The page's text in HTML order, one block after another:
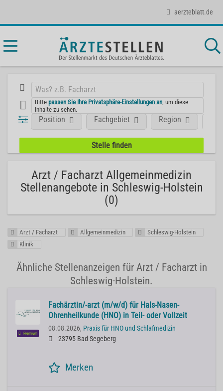
aerzteblatt.de
Bittepassen Sie Ihre Privatsphäre-Einstellungen an , um diese
Inhalte zu sehen.
Position Fachgebiet Region
Arzt / Facharzt Allgemeinmedizin
Stellenangebote in Schleswig-Holstein
(0)
Arzt / Facharzt Allgemeinmedizin
Schleswig-Holstein
Klinik
Ähnliche Stellenanzeigen für Arzt / Facharzt in
Schleswig-Holstein.
Premium
Fachärztin/-arzt (m/w/d) für Hals-Nasen-
Ohrenheilkunde (HNO) in Teil- oder Vollzeit
08.08.2026, Praxis für HNO und Schlafmedizin
23795 Bad Segeberg
Merken